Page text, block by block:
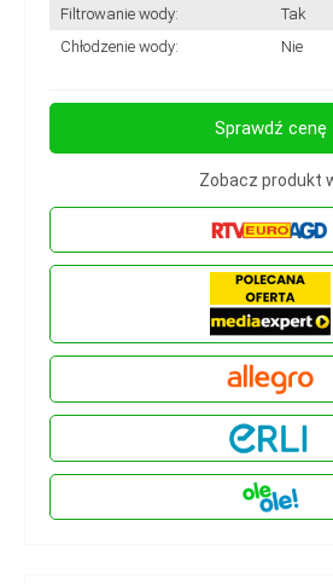
Filtrowanie wody:
Tak
Chłodzenie wody:
Nie
Sprawdź cenę
Zobacz produkt